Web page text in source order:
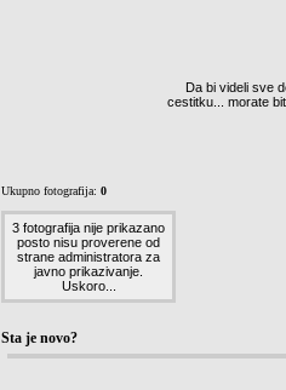
Da bi videli sve
cestitku... morate
Ukupno fotografija: 0
3 fotografija nije prikazano
posto nisu proverene od
strane administratora za
javno prikazivanje.
Uskoro...
Sta je novo?